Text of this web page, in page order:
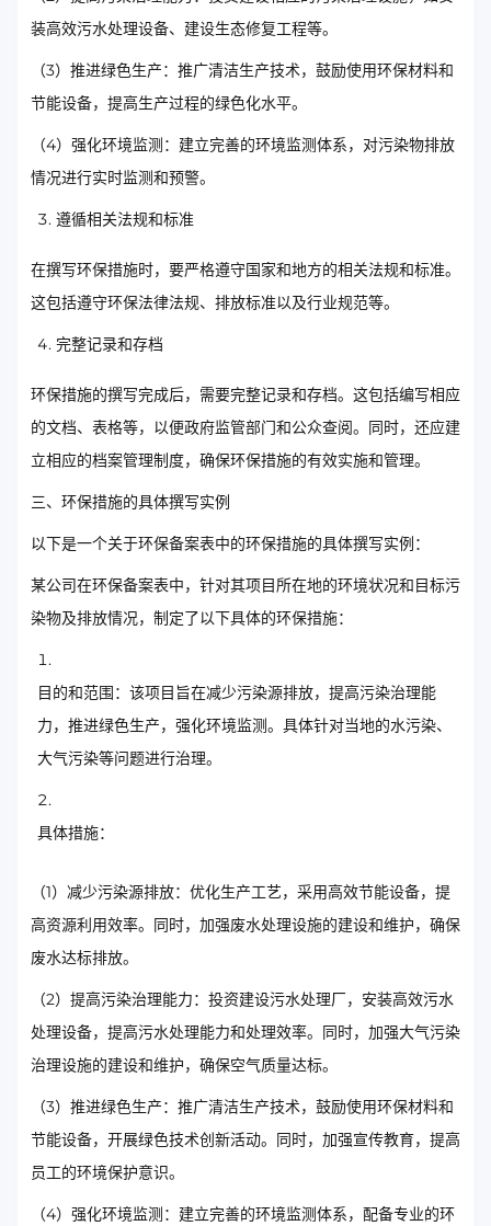
装高效污水处理设备、建设生态修复工程等。
（3）推进绿色生产：推广清洁生产技术，鼓励使用环保材料和
节能设备，提高生产过程的绿色化水平。
（4）强化环境监测：建立完善的环境监测体系，对污染物排放
情况进行实时监测和预警。
遵循相关法规和标准
在撰写环保措施时，要严格遵守国家和地方的相关法规和标准。
这包括遵守环保法律法规、排放标准以及行业规范等。
完整记录和存档
环保措施的撰写完成后，需要完整记录和存档。这包括编写相应
的文档、表格等，以便政府监管部门和公众查阅。同时，还应建
立相应的档案管理制度，确保环保措施的有效实施和管理。
三、环保措施的具体撰写实例
以下是一个关于环保备案表中的环保措施的具体撰写实例：
某公司在环保备案表中，针对其项目所在地的环境状况和目标污
染物及排放情况，制定了以下具体的环保措施：
目的和范围：该项目旨在减少污染源排放，提高污染治理能
力，推进绿色生产，强化环境监测。具体针对当地的水污染、
大气污染等问题进行治理。
具体措施：
（1）减少污染源排放：优化生产工艺，采用高效节能设备，提
高资源利用效率。同时，加强废水处理设施的建设和维护，确保
废水达标排放。
（2）提高污染治理能力：投资建设污水处理厂，安装高效污水
处理设备，提高污水处理能力和处理效率。同时，加强大气污染
治理设施的建设和维护，确保空气质量达标。
（3）推进绿色生产：推广清洁生产技术，鼓励使用环保材料和
节能设备，开展绿色技术创新活动。同时，加强宣传教育，提高
员工的环境保护意识。
（4）强化环境监测：建立完善的环境监测体系，配备专业的环